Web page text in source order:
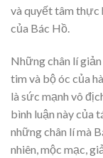
và quyết tâm thực
của Bác Hồ.
Những chân lí
tim và bộ óc của
là sức mạnh vô
bình luận này của
những chân lí mà
nhiên, mộc mạc,